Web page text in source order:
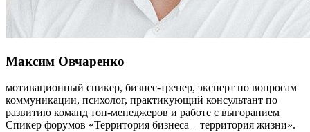
Максим Овчаренко
мотивационный спикер, бизнес-тренер, эксперт по вопросам
коммуникации, психолог, практикующий консультант по
развитию команд топ-менеджеров и работе с выгоранием
Спикер форумов «Территория бизнеса – территория жизни».